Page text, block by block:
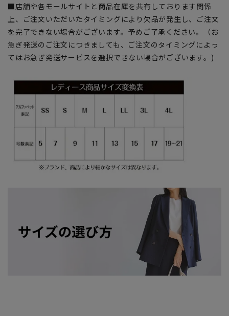
■店舗や各モールサイトと商品在庫を共有しております関係
上、ご注文いただいたタイミングにより欠品が発生し、ご注文
を完了できない場合がございます。予めご了承ください。（お
急ぎ発送のご注文につきましても、ご注文のタイミングによっ
てはお急ぎ発送サービスを選択できない場合がございます。)